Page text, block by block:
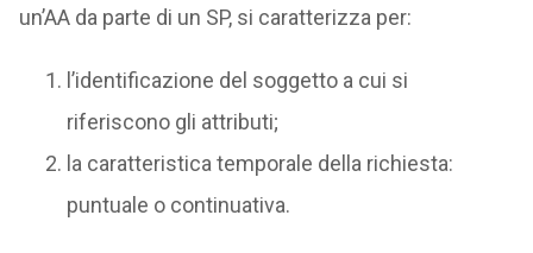
un’AA da parte di un SP, si caratterizza per:
l’identificazione del soggetto a cui si
riferiscono gli attributi;
la caratteristica temporale della richiesta:
puntuale o continuativa.